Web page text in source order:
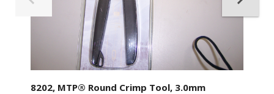
8202, MTP® Round Crimp Tool, 3.0mm